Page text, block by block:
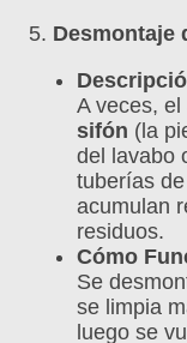
5. Desmontaje
A veces,
sifón (la
del lavabo
tuberías
acumulan
residuos.
Cómo
Se
se limpia
luego se